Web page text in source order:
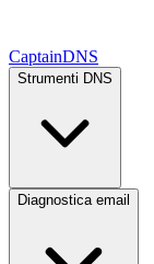
CaptainDNS
Strumenti DNS
Diagnostica email